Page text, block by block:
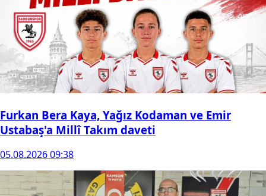
Furkan Bera Kaya, Yağız Kodaman ve Emir
Ustabaş'a Millî Takım daveti
05.08.2026 09:38